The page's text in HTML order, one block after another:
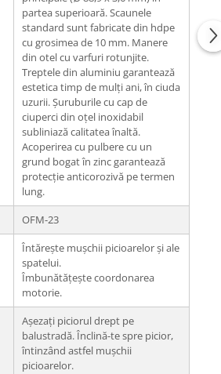
partea superioară. Scaunele
standard sunt fabricate din hdpe
cu grosimea de 10 mm. Manere
din otel cu varfuri rotunjite.
Treptele din aluminiu garantează
estetica timp de mulți ani, în ciuda
uzurii. Șuruburile cu cap de
ciuperci din oțel inoxidabil
subliniază calitatea înaltă.
Acoperirea cu pulbere cu un
grund bogat în zinc garantează
protecție anticorozivă pe termen
lung.
OFM-23
Întărește mușchii picioarelor și ale
spatelui.
Îmbunătățește coordonarea
motorie.
Așezați piciorul drept pe
balustradă. Înclină-te spre picior,
întinzând astfel mușchii
picioarelor.